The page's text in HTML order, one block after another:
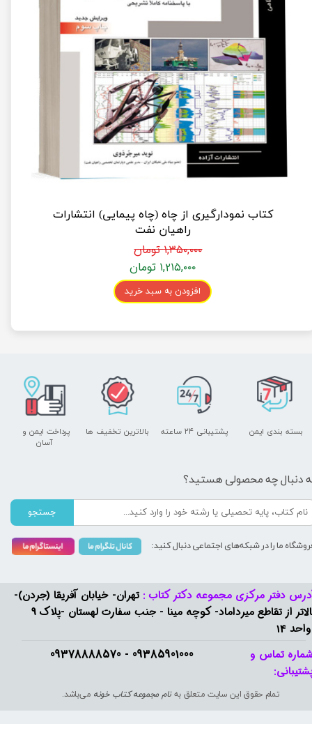
کتاب نمودارگیری از چاه (چاه پیمایی) انتشارات
راهیان نفت
۱,۳۵۰,۰۰۰ تومان
۱,۲۱۵,۰۰۰ تومان
افزودن به سبد خرید
09385901000 - 09378888570​​​​​​​
دفتر مرکزی مجموعه دکتر کتاب : تهران- خیابان آفریقا (جردن)-
بالاتر از تقاطع میرداماد- کوچه مینا - جنب سفارت لهستان -پلاک 9
14
تمام حقوق این سایت متعلق بهنام مجموعه کتاب خونه می‌باشد.
تماس و
پشتیبانی ۲۴ ساعته
پرداخت ایمن و ​​​​​​​
آسان
بسته بندی ایمن بالاترین تخفیف ها
دنبال چه محصولی هستید؟
جستجو
ما را در شبکه‌های اجتماعی دنبال کنید: